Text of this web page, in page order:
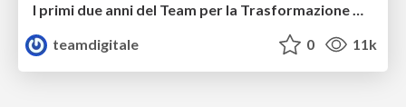
I primi due anni del Team per la Trasformazione Digitale
teamdigitale
0 11k